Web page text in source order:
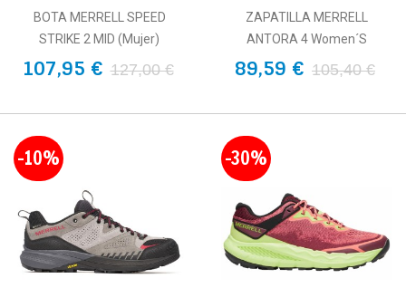
BOTA MERRELL SPEED
STRIKE 2 MID (Mujer)
107,95 € 127,00 €
ZAPATILLA MERRELL
ANTORA 4 Women´s
89,59 € 105,40 €
-10% -30%